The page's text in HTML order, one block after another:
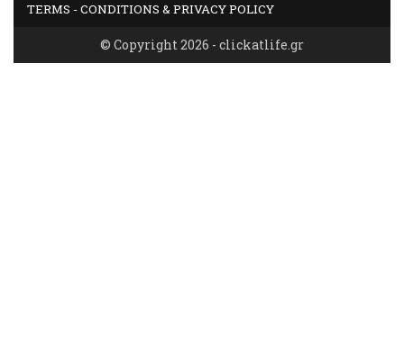
TERMS - CONDITIONS & PRIVACY POLICY
© Copyright 2026 - clickatlife.gr